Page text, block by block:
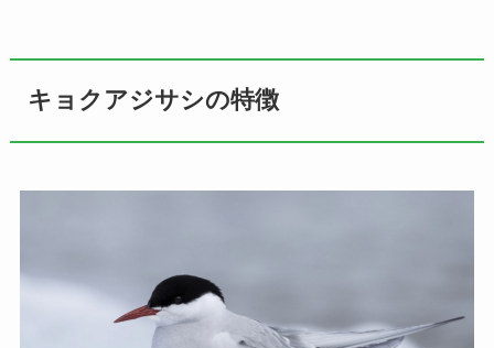
キョクアジサシの特徴